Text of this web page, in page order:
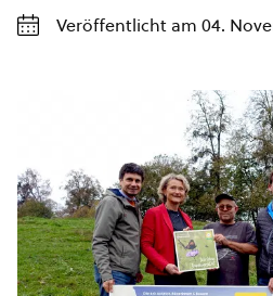
Veröffentlicht am 04.